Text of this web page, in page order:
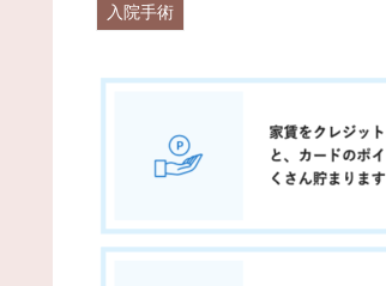
入院手術